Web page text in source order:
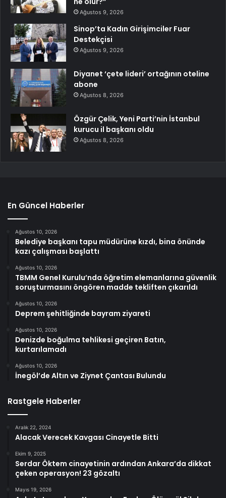
Ağustos 9, 2026
Sinop’ta Kadın Girişimciler Fuar
Destekçisi
Ağustos 9, 2026
Diyanet ‘çete lideri’ ortağının oteline
abone
Ağustos 8, 2026
Özgür Çelik, Yeni Parti’nin İstanbul
kurucu il başkanı oldu
Ağustos 8, 2026
En Güncel Haberler
Ağustos 10, 2026
Belediye başkanı tapu müdürüne kızdı, bina önünde
kazı çalışması başlattı
Ağustos 10, 2026
TBMM Genel Kurulu’nda öğretim elemanlarına güvenlik
soruşturmasını öngören madde tekliften çıkarıldı
Ağustos 10, 2026
Deprem şehitliğinde bayram ziyareti
Ağustos 10, 2026
Denizde boğulma tehlikesi geçiren Batın,
kurtarılamadı
Ağustos 10, 2026
İnegöl’de Altın ve Ziynet Çantası Bulundu
Rastgele Haberler
Aralık 22, 2024
Alacak Verecek Kavgası Cinayetle Bitti
Ekim 9, 2025
Serdar Öktem cinayetinin ardından Ankara’da dikkat
çeken operasyon! 23 gözaltı
Mayıs 19, 2026